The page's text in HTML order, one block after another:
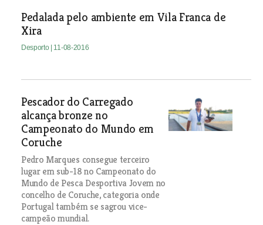
Pedalada pelo ambiente em Vila Franca de
Xira
Desporto | 11-08-2016
Pescador do Carregado
alcança bronze no
Campeonato do Mundo em
Coruche
Pedro Marques consegue terceiro
lugar em sub-18 no Campeonato do
Mundo de Pesca Desportiva Jovem no
concelho de Coruche, categoria onde
Portugal também se sagrou vice-
campeão mundial.